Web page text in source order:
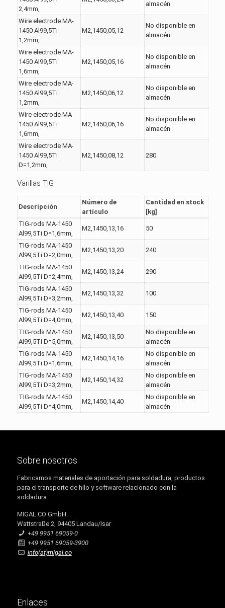
2,4mm,
almacén
Wire electrode MA-
1450 Al99,5Ti
1,2mm,
M2,1450,05,12
No disponible en
almacén
Wire electrode MA-
1450 Al99,5Ti
1,6mm,
M2,1450,05,16
No disponible en
almacén
Wire electrode MA-
1450 Al99,5Ti
1,2mm,
M2,1450,06,12
No disponible en
almacén
Wire electrode MA-
1450 Al99,5Ti
1,6mm,
M2,1450,06,16
No disponible en
almacén
Wire electrode MA-
1450 Al99,5Ti
D=1,2mm,
M2,1450,08,12 280
Varillas TIG
Descripción
Número de
artículo
Cantidad en stock
[kg]
TIG-rods MA-1450
Al99,5Ti D=1,6mm,
M2,1450,13,16 50
TIG-rods MA-1450
Al99,5Ti D=2,0mm,
M2,1450,13,20 240
TIG-rods MA-1450
Al99,5Ti D=2,4mm,
M2,1450,13,24 290
TIG-rods MA-1450
Al99,5Ti D=3,2mm,
M2,1450,13,32 100
TIG-rods MA-1450
Al99,5Ti D=4,0mm,
M2,1450,13,40 150
TIG-rods MA-1450
Al99,5Ti D=5,0mm,
M2,1450,13,50
No disponible en
almacén
TIG-rods MA-1450
Al99,5Ti D=1,6mm,
M2,1450,14,16
No disponible en
almacén
TIG-rods MA-1450
Al99,5Ti D=3,2mm,
M2,1450,14,32
No disponible en
almacén
TIG-rods MA-1450
Al99,5Ti D=4,0mm,
M2,1450,14,40
No disponible en
almacén
Sobre nosotros
Fabricamos materiales de aportación para soldadura, productos
para el transporte de hilo y software relacionado con la
soldadura.
MIGAL.CO GmbH
Wattstraße 2, 94405 Landau/Isar
+49 9951 69059-0
+49 9951 69059-3900
info(at)migal.co
Enlaces